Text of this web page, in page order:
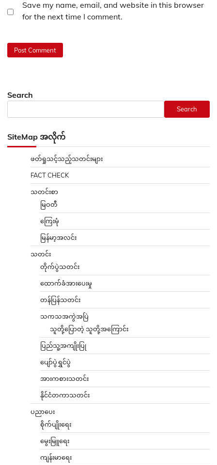
Save my name, email, and website in this browser
for the next time I comment.
Search
Search
SiteMap အလိုက်
ဖတ်ရှုသင့်သည့်သတင်းများ
FACT CHECK
သတင်းစာ
မြဝတီ
ကြေးမုံ
မြန်မာ့အလင်း
သတင်း
တိုက်ပွဲသတင်း
ထောက်ခံအားပေးမှု
တန်ပြန်သတင်း
သကသအကွဲအပြဲ
သူတို့ပြောတဲ့ သူတို့အကြောင်း
ပြည်သူ့အကျိုးပြု
ပျော်ပွဲရွှင်ပွဲ
အားကစားသတင်း
နိုင်ငံတကာသတင်း
ပညာပေး
စိုက်ပျိုးရေး
မွေးမြူရေး
ကျန်းမာရေး